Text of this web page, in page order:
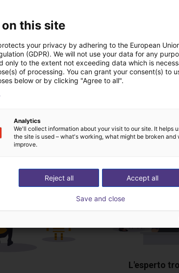
Download all
esperto
L'esperto
this site
your privacy by adhering to the European
(GDPR). We will not use your data for any
only to the extent not exceeding data which is
of processing. You can grant your consent(s) to
below or by clicking "Agree to all".
Analytics
We'll collect information about your visit to our site. It helps
the site is used – what's working, what might be broken and
improve.
Accept all
Reject all
Save and close